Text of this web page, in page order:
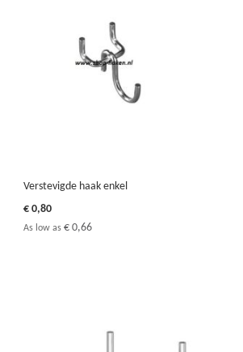
Verstevigde haak enkel
€ 0,80
As low as € 0,66